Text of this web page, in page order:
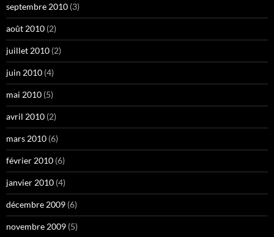
septembre 2010 (3)
août 2010 (2)
juillet 2010 (2)
juin 2010 (4)
mai 2010 (5)
avril 2010 (2)
mars 2010 (6)
février 2010 (6)
janvier 2010 (4)
décembre 2009 (6)
novembre 2009 (5)